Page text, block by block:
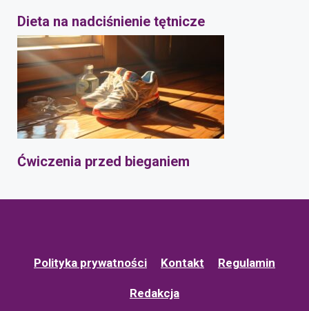
Dieta na nadciśnienie tętnicze
Ćwiczenia przed bieganiem
Polityka prywatności Kontakt Regulamin
Redakcja